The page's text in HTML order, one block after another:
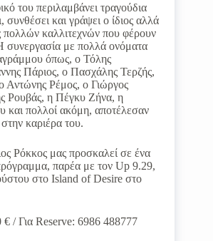
του περιλαμβάνει τραγούδια
συνθέσει και γράψει ο ίδιος αλλά
πολλών καλλιτεχνών που φέρουν
συνεργασία με πολλά ονόματα
όπως, ο Τόλης
Πάριος, ο Πασχάλης Τερζής,
Αντώνης Ρέμος, ο Γιώργος
Ρουβάς, η Πέγκυ Ζήνα, η
πολλοί ακόμη, αποτέλεσαν
καριέρα του.
Ρόκκος μας προσκαλεί σε ένα
παρέα με τον Up 9.29,
στο Island of Desire στο
€ / Για Reserve: 6986 488777